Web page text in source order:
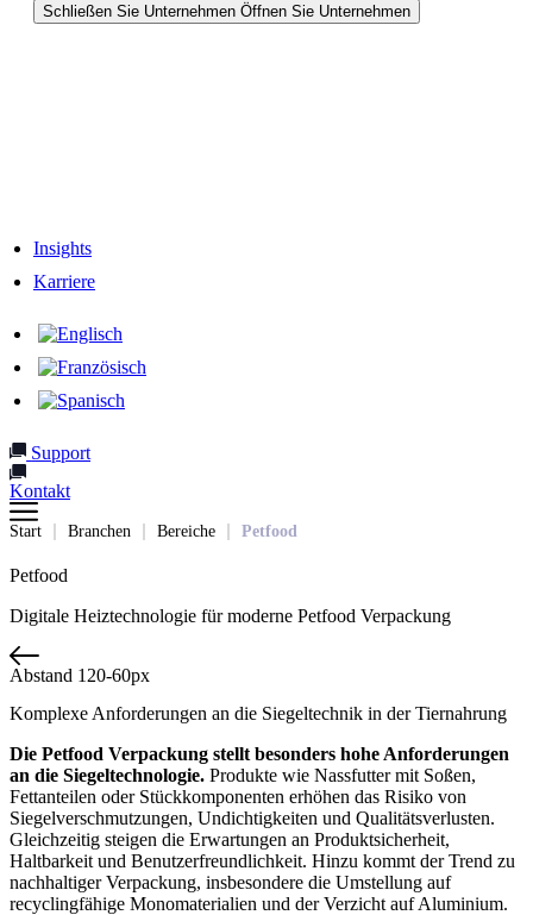
Schließen Sie Unternehmen Öffnen Sie Unternehmen
Insights
Karriere
Support
Kontakt
Start Branchen Bereiche Petfood
Petfood
Digitale Heiztechnologie für moderne Petfood Verpackung
Abstand 120-60px
Komplexe Anforderungen an die Siegeltechnik in der Tiernahrung
Die Petfood Verpackung stellt besonders hohe Anforderungen
an die Siegeltechnologie. Produkte wie Nassfutter mit Soßen,
Fettanteilen oder Stückkomponenten erhöhen das Risiko von
Siegelverschmutzungen, Undichtigkeiten und Qualitätsverlusten.
Gleichzeitig steigen die Erwartungen an Produktsicherheit,
Haltbarkeit und Benutzerfreundlichkeit. Hinzu kommt der Trend zu
nachhaltiger Verpackung, insbesondere die Umstellung auf
recyclingfähige Monomaterialien und der Verzicht auf Aluminium.